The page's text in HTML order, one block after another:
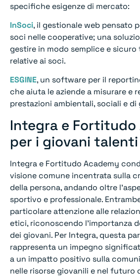
specifiche esigenze di mercato:
InSoci, il gestionale web pensato
soci nelle cooperative; una
gestire in modo semplice e
relative ai soci.
ESGINE, un software per il
che aiuta le aziende a misurare e
prestazioni ambientali, sociali e di
Integra e Fortitudo
per i giovani talenti
Integra e Fortitudo Academy
visione comune incentrata sulla
della persona, andando oltre
sportivo e professionale.
particolare attenzione alle
etici, riconoscendo l’importanza
dei giovani. Per Integra, questa
rappresenta un impegno
a un impatto positivo sulla
nelle risorse giovanili e nel futuro